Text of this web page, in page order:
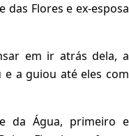
das Flores e ex-esposa
em ir atrás dela, a
e a guiou até eles com
da Água, primeiro e